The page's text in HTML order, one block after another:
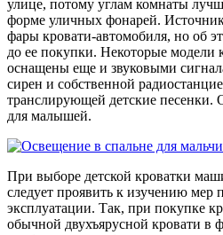
улице, потому углам комнаты
форме уличных фонарей.
фары кровати-автомобиля, но об
до ее покупки. Некоторые
оснащены еще и звуковыми
сирен и собственной
транслирующей детские песенки.
для малышей.
При выборе детской кроватки
следует проявить к изучению мер
эксплуатации. Так, при покупке
обычной двухъярусной кровати в